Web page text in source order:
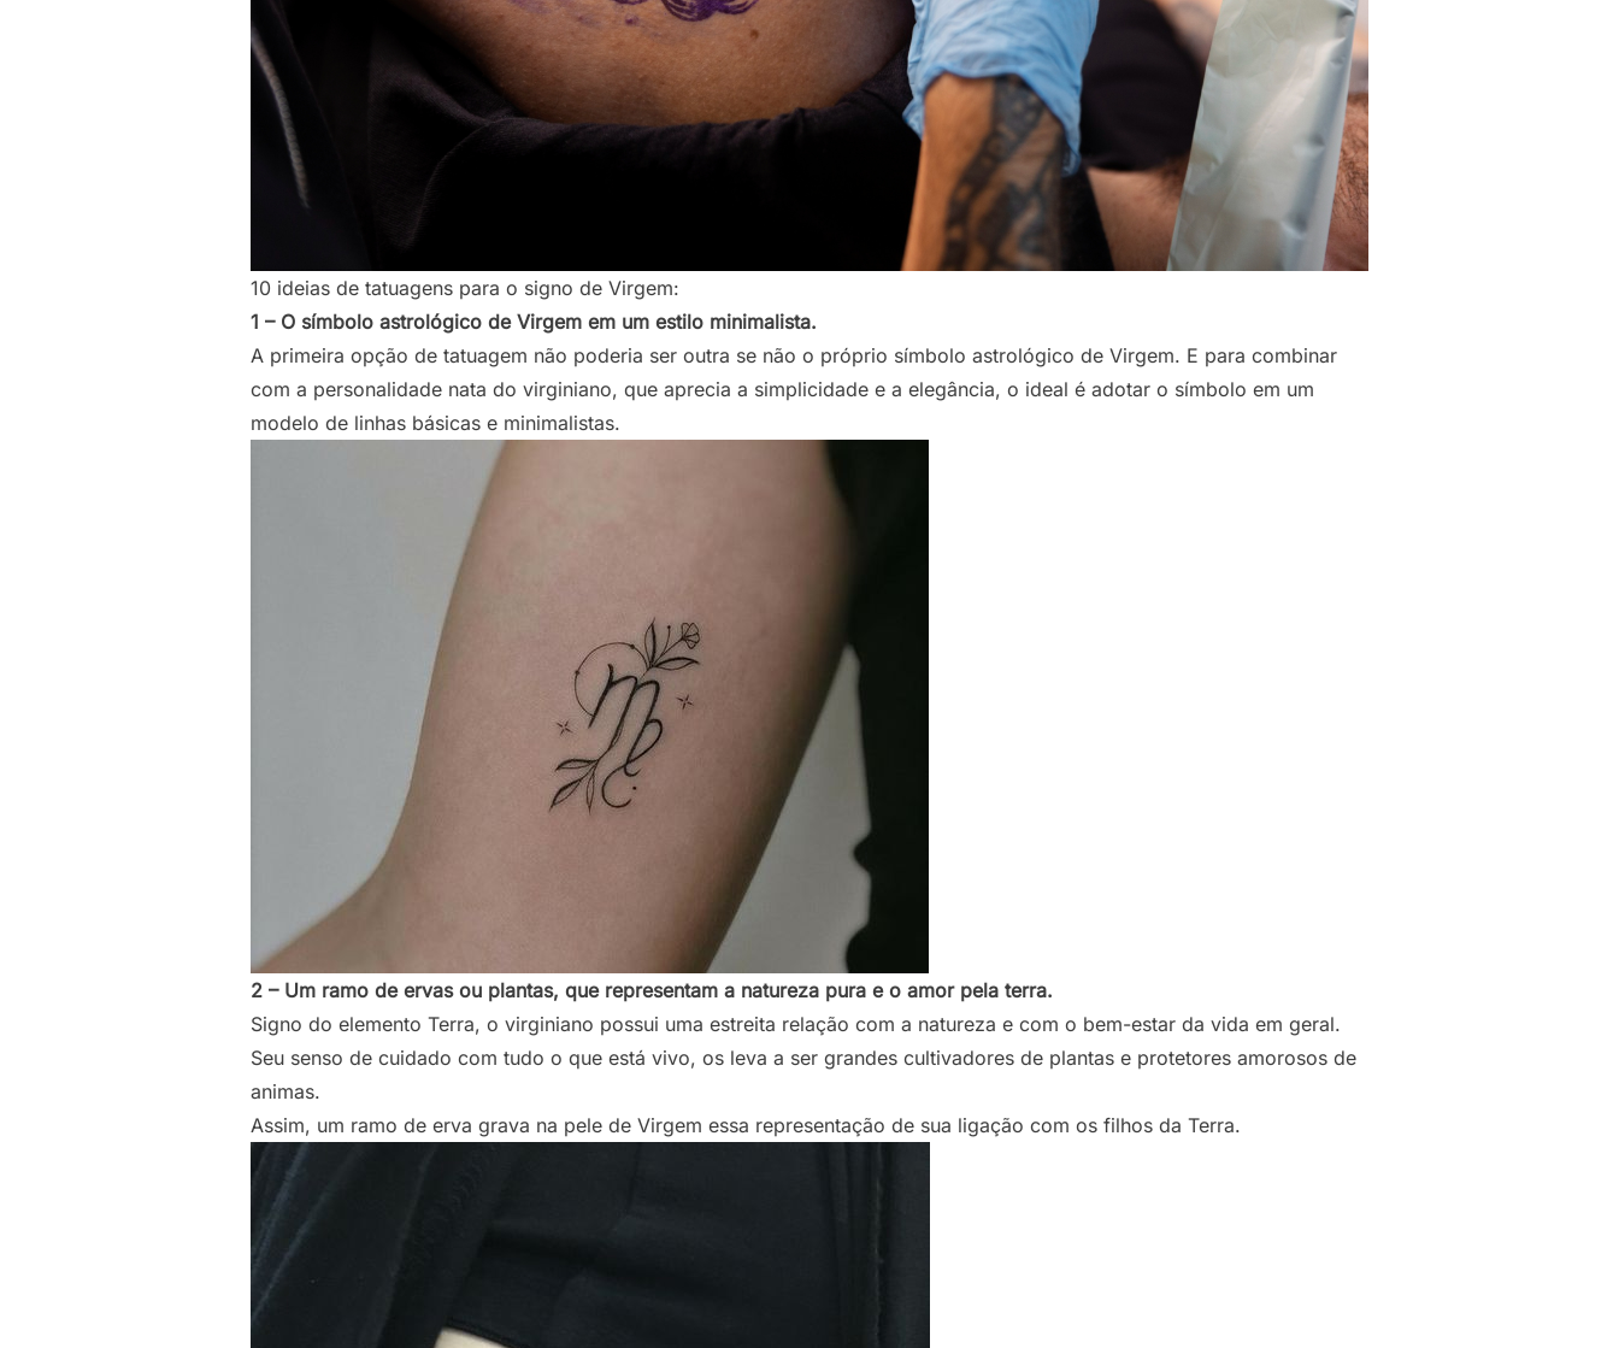
10 ideias de tatuagens para o signo de Virgem:
1 – O símbolo astrológico de Virgem em um estilo minimalista.
A primeira opção de tatuagem não poderia ser outra se não o próprio símbolo astrológico de Virgem. E para combinar
com a personalidade nata do virginiano, que aprecia a simplicidade e a elegância, o ideal é adotar o símbolo em um
modelo de linhas básicas e minimalistas.
2 – Um ramo de ervas ou plantas, que representam a natureza pura e o amor pela terra.
Signo do elemento Terra, o virginiano possui uma estreita relação com a natureza e com o bem-estar da vida em geral.
Seu senso de cuidado com tudo o que está vivo, os leva a ser grandes cultivadores de plantas e protetores amorosos de
animas.
Assim, um ramo de erva grava na pele de Virgem essa representação de sua ligação com os filhos da Terra.